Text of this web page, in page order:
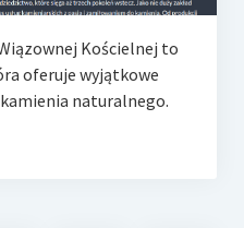
Kościelnej to
oferuje wyjątkowe
naturalnego.